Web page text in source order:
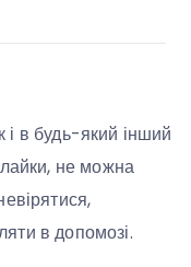
в будь-який інший
лайки, не можна
в допомозі.